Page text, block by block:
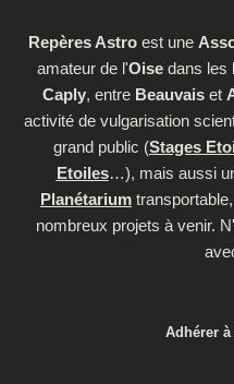
Repères Astroest une
amateur de l'Oise dans les
Caply, entre Beauvais et
activité de vulgarisation
grand public (Stages
Etoiles…), mais aussi
Planétarium
nombreux projets à venir.
Adhérer